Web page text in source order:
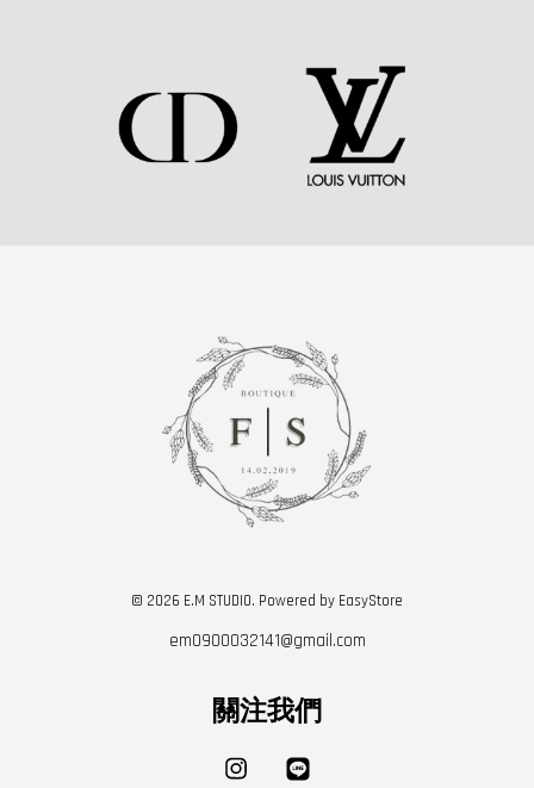
© 2026 E.M STUDIO. Powered by EasyStore
em0900032141@gmail.com
關注我們
Instagram